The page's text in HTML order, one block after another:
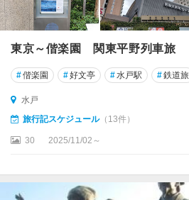
東京～偕楽園 関東平野列車旅
#偕楽園 #好文亭 #水戸駅 #鉄道旅
水戸
旅行記スケジュール（13件）
30 2025/11/02～